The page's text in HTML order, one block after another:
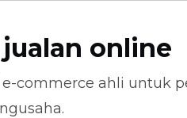
jualan online
e-commerce ahli untuk